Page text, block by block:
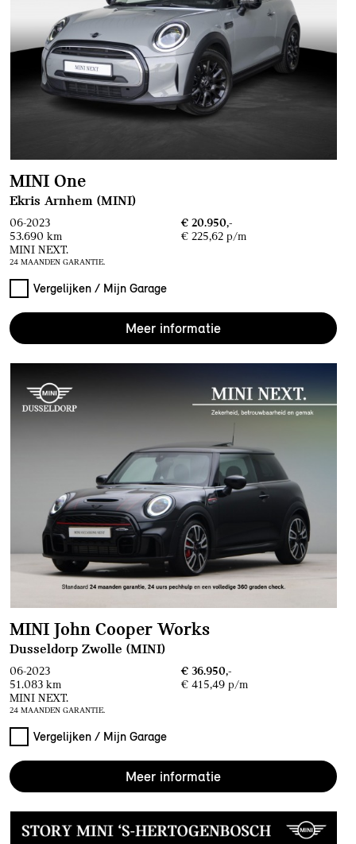
MINI One
Ekris Arnhem (MINI)
06-2023
€ 20.950,-
53.690 km
€ 225,62 p/m
MINI NEXT.
24 MAANDEN GARANTIE.
Vergelijken / Mijn Garage
Meer informatie
MINI John Cooper Works
Dusseldorp Zwolle (MINI)
06-2023
€ 36.950,-
51.083 km
€ 415,49 p/m
MINI NEXT.
24 MAANDEN GARANTIE.
Vergelijken / Mijn Garage
Meer informatie